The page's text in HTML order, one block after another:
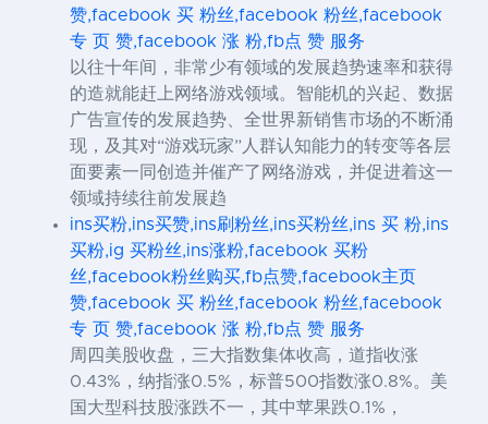
赞,facebook 买 粉丝,facebook 粉丝,facebook
专 页 赞,facebook 涨 粉,fb点 赞 服务
以往十年间，非常少有领域的发展趋势速率和获得
的造就能赶上网络游戏领域。智能机的兴起、数据
广告宣传的发展趋势、全世界新销售市场的不断涌
现，及其对“游戏玩家”人群认知能力的转变等各层
面要素一同创造并催产了网络游戏，并促进着这一
领域持续往前发展趋
ins买粉,ins买赞,ins刷粉丝,ins买粉丝,ins 买 粉,ins
买粉,ig 买粉丝,ins涨粉,facebook 买粉
丝,facebook粉丝购买,fb点赞,facebook主页
赞,facebook 买 粉丝,facebook 粉丝,facebook
专 页 赞,facebook 涨 粉,fb点 赞 服务
周四美股收盘，三大指数集体收高，道指收涨
0.43%，纳指涨0.5%，标普500指数涨0.8%。美
国大型科技股涨跌不一，其中苹果跌0.1%，